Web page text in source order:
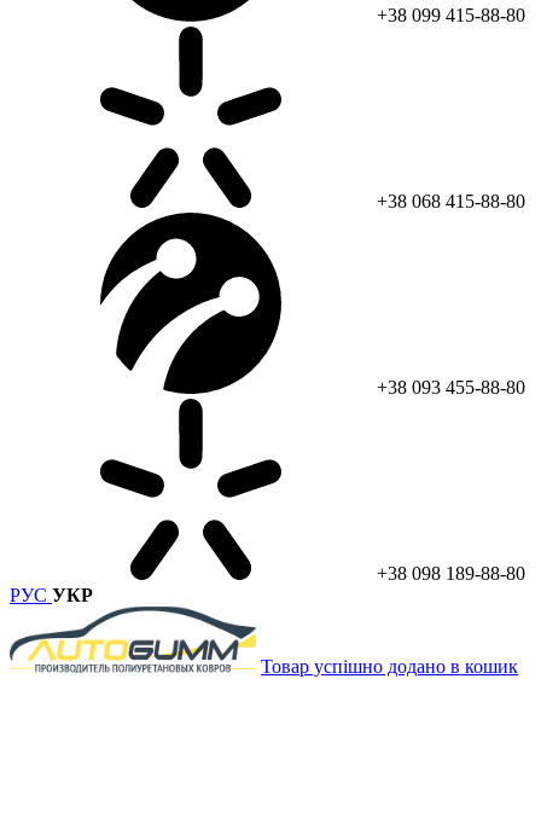
+38 099 415-88-80
+38 068 415-88-80
+38 093 455-88-80
+38 098 189-88-80
РУС УКР
Товар успішно додано в кошик